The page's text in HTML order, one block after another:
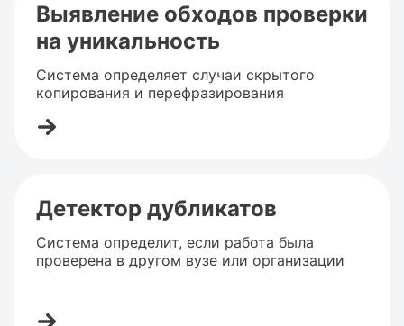
Выявление обходов проверки
на уникальность
Система определяет случаи скрытого
копирования и перефразирования
Детектор дубликатов
Система определит, если работа была
проверена в другом вузе или организации